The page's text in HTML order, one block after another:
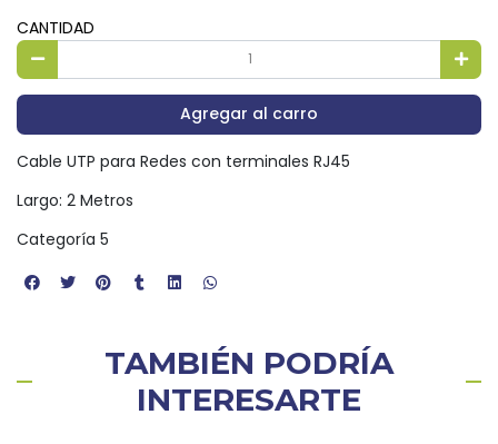
CANTIDAD
Agregar al carro
Cable UTP para Redes con terminales RJ45
Largo: 2 Metros
Categoría 5
TAMBIÉN PODRÍA
INTERESARTE